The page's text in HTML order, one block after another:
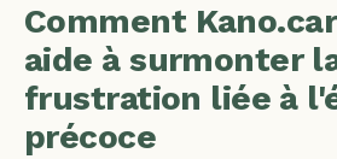
Comment
aide à surmonter
frustration liée à
précoce